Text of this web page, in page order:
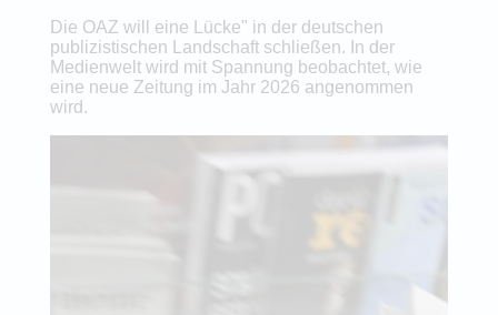
Die OAZ will eine Lücke" in der deutschen
publizistischen Landschaft schließen. In der
Medienwelt wird mit Spannung beobachtet, wie
eine neue Zeitung im Jahr 2026 angenommen
wird.